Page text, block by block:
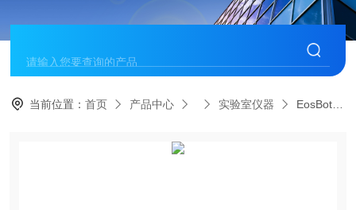
当前位置：首页 产品中心 实验室仪器 EosBot® P96全⾃动移液系统